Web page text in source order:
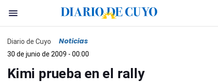
Diario de Cuyo Noticias
30 de junio de 2009 - 00:00
Kimi prueba en el rally